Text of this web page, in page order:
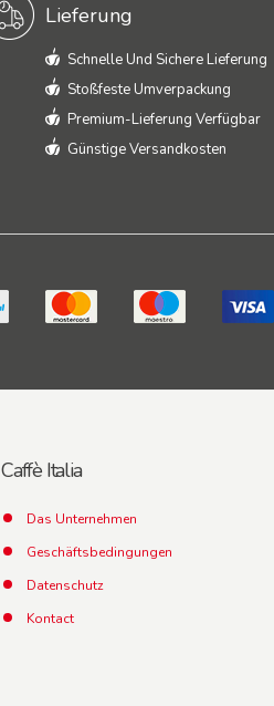
Lieferung
Schnelle Und Sichere Lieferung
Stoßfeste Umverpackung
Premium-Lieferung Verfügbar
Günstige Versandkosten
Caffè Italia
Das Unternehmen
Geschäftsbedingungen
Datenschutz
Kontact